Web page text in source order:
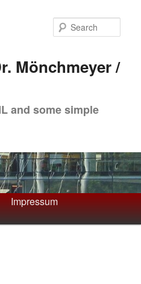
Mönchmeyer /
and some simple
Impressum